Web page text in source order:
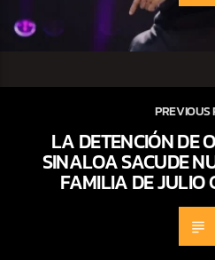
PREVIOUS
LA DETENCIÓN DE
SINALOA SACUDE
FAMILIA DE JULIO